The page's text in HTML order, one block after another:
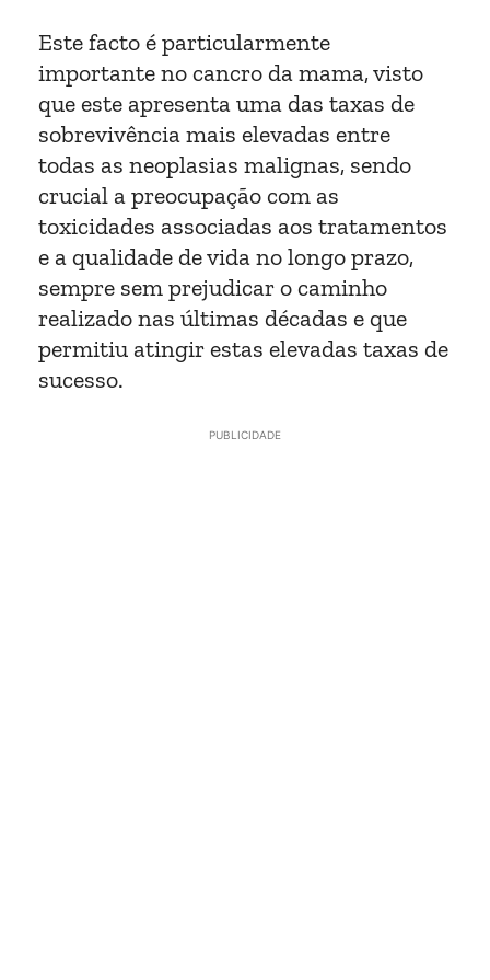
Este facto é particularmente
importante no cancro da mama, visto
que este apresenta uma das taxas de
sobrevivência mais elevadas entre
todas as neoplasias malignas, sendo
crucial a preocupação com as
toxicidades associadas aos tratamentos
e a qualidade de vida no longo prazo,
sempre sem prejudicar o caminho
realizado nas últimas décadas e que
permitiu atingir estas elevadas taxas de
sucesso.
PUBLICIDADE